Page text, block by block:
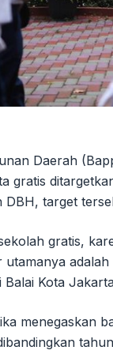
Daerah
gratis
target
gratis,
Kota
menegaskan